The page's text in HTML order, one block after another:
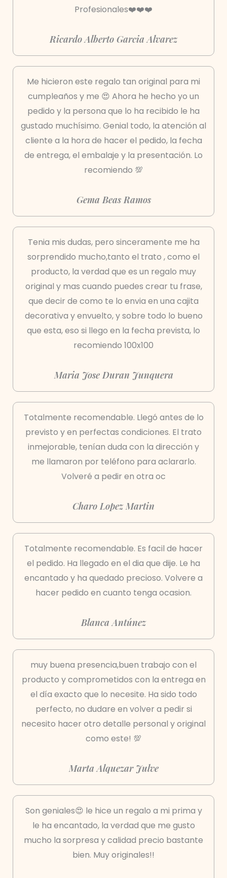
Profesionales❤️❤️❤️
Ricardo Alberto Garcia Alvarez
Me hicieron este regalo tan original para mi
cumpleaños y me 😍 Ahora he hecho yo un
pedido y la persona que lo ha recibido le ha
gustado muchísimo. Genial todo, la atención al
cliente a la hora de hacer el pedido, la fecha
de entrega, el embalaje y la presentación. Lo
recomiendo 💯
Gema Beas Ramos
Tenia mis dudas, pero sinceramente me ha
sorprendido mucho,tanto el trato , como el
producto, la verdad que es un regalo muy
original y mas cuando puedes crear tu frase,
que decir de como te lo envia en una cajita
decorativa y envuelto, y sobre todo lo bueno
que esta, eso si llego en la fecha prevista, lo
recomiendo 100x100
Maria Jose Duran Junquera
Totalmente recomendable. Llegó antes de lo
previsto y en perfectas condiciones. El trato
inmejorable, tenían duda con la dirección y
me llamaron por teléfono para aclararlo.
Volveré a pedir en otra oc
Charo Lopez Martin
Totalmente recomendable. Es facil de hacer
el pedido. Ha llegado en el dia que dije. Le ha
encantado y ha quedado precioso. Volvere a
hacer pedido en cuanto tenga ocasion.
Blanca Antúnez
muy buena presencia,buen trabajo con el
producto y comprometidos con la entrega en
el día exacto que lo necesite. Ha sido todo
perfecto, no dudare en volver a pedir si
necesito hacer otro detalle personal y original
como este! 💯
Marta Alquezar Julve
Son geniales😍 le hice un regalo a mi prima y
le ha encantado, la verdad que me gusto
mucho la sorpresa y calidad precio bastante
bien. Muy originales!!